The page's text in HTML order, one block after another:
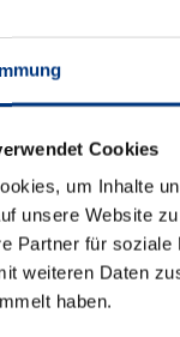
Cookies
um Inhalte
unsere Website
Partner für
weiteren Daten
haben.
Nomos
klug
des KI-